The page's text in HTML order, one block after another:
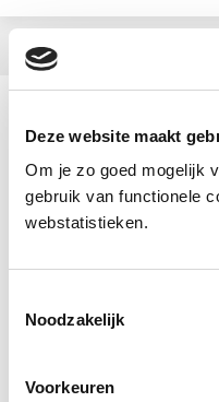
Deze website maakt
Om je zo goed mogelijk
gebruik van functionele
webstatistieken.
Noodzakelijk
Voorkeuren
Aanbieder
Categorie
NT2
Website